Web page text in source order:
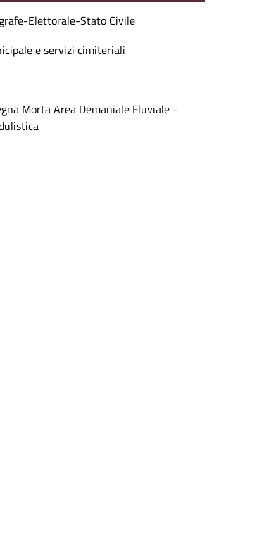
Elettorale-Stato Civile
e servizi cimiteriali
Morta Area Demaniale Fluviale -